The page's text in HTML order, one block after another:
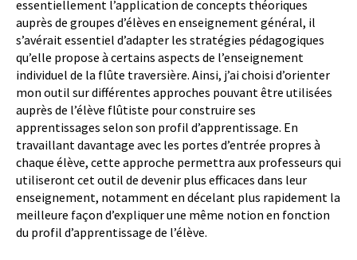
essentiellement l’application de concepts théoriques
auprès de groupes d’élèves en enseignement général, il
s’avérait essentiel d’adapter les stratégies pédagogiques
qu’elle propose à certains aspects de l’enseignement
individuel de la flûte traversière. Ainsi, j’ai choisi d’orienter
mon outil sur différentes approches pouvant être utilisées
auprès de l’élève flûtiste pour construire ses
apprentissages selon son profil d’apprentissage. En
travaillant davantage avec les portes d’entrée propres à
chaque élève, cette approche permettra aux professeurs qui
utiliseront cet outil de devenir plus efficaces dans leur
enseignement, notamment en décelant plus rapidement la
meilleure façon d’expliquer une même notion en fonction
du profil d’apprentissage de l’élève.